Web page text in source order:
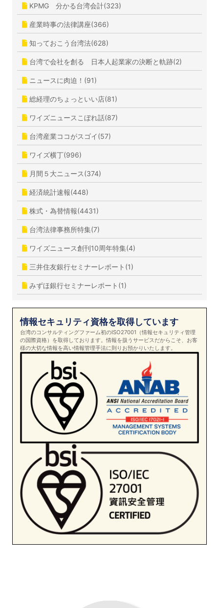
KPMG 分かる台湾会計(323)
産業時事の法律講座(366)
知っておこう台湾法(628)
台湾で会社を創る 日本人起業家の決断と軌跡(2)
ニュースに肉迫！(91)
総経理のちょっといい店(81)
ワイズニュースこぼれ話(87)
台湾産業ココがスゴイ(57)
ワイズ横丁(996)
月間５大ニュース(374)
経済統計速報(448)
株式・為替情報(4431)
台湾法律事務所特集(7)
ワイズニュース創刊10周年特集(4)
三井住友銀行セミナーレポート(1)
みずほ銀行セミナーレポート(1)
情報セキュリティ資格を取得しています
台湾のコンサルティングファーム初のISO27001（情報セキュリティ管理
の国際資格）を取得しております。情報を扱うサービスだからこそ、お客
様の大切な情報を高い情報管理手法に則りお預かりいたします。